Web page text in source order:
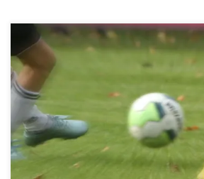
Während die Seniorenteams auf die
einbiegen, stehen für unsere
nächster Zeit noch ein paar Spiele an.
findet man draußen ja auch die
für einen angenehmen, sommerlichen
Mai 2026 18.00 Uhr in SchwebdaE-
FSA/Wanfried – H/N/U 8:0 (2:0) […]